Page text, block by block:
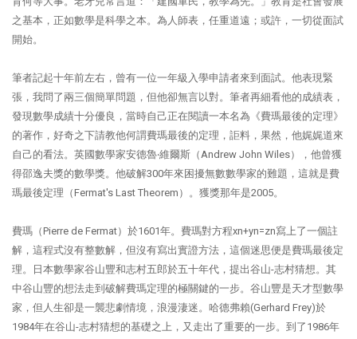
之基本，正如數學是科學之本。為人師表，任重道遠；或許，一切從面試
開始。
筆者記起十年前左右，曾有一位一年級入學申請者來到面試。他表現緊
張，我問了兩三個簡單問題，但他卻無言以對。筆者再細看他的成績表，
發現數學成績十分優良，當時自己正在閱讀一本名為《費瑪最後的定理》
的著作，好奇之下請教他何謂費瑪最後的定理，詎料，果然，他娓娓道來
自己的看法。英國數學家安德魯‧維爾斯（Andrew John Wiles），他曾獲
得邵逸夫獎的數學獎。他破解300年來困擾無數數學家的難題，這就是費
瑪最後定理（Fermat's Last Theorem）。獲獎那年是2005。
費瑪（Pierre de Fermat）於1601年。費瑪對方程xn+yn=zn寫上了一個註
解，這程式沒有整數解，但沒有寫出實證方法，這個迷思便是費瑪最後定
理。日本數學家谷山豐和志村五郎於五十年代，提出谷山-志村猜想。其
中谷山豐的想法走到破解費瑪定理的極關鍵的一步。谷山豐是天才型數學
家，但人生卻是一襲悲劇情境，浪漫淒迷。哈德弗賴(Gerhard Frey)於
1984年在谷山-志村猜想的基礎之上，又走出了重要的一步。到了1986年